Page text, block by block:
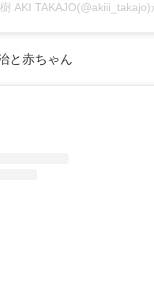
AKI
と赤ちゃん